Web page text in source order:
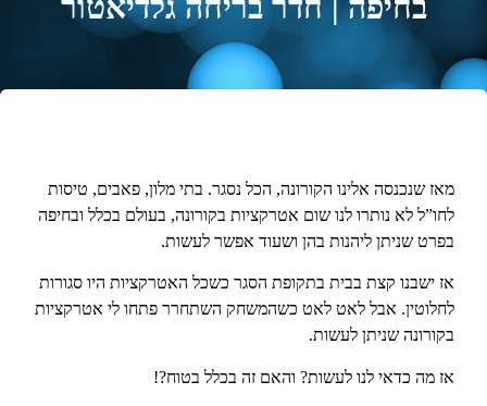
מאז שנכנסה אלינו הקורונה, הכל נסגר. בתי מלון, פאבים, טיסות
לחו”ל לא נותרו לנו שום אטרקציות בקורונה, בעולם בכלל ובחיפה
בפרט שניתן ליהנות בהן ושעוד אפשר לעשות.
אז ישבנו קצת בבית בתקופת הסגר כשכל האטרקציות היו סגורות
לחלוטין. אבל לאט לאט כשהמשחק השתחרר פתחו לי אטרקציות
בקורונה שניתן לעשות.
אז מה כדאי לנו לעשות? והאם זה בכלל בטוח?!